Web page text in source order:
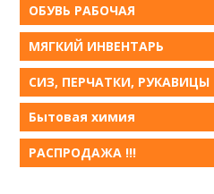
ОБУВЬ РАБОЧАЯ
МЯГКИЙ ИНВЕНТАРЬ
СИЗ, ПЕРЧАТКИ, РУКАВИЦЫ
Бытовая химия
РАСПРОДАЖА !!!